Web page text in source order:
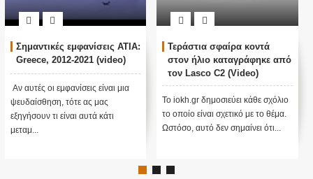
Σημαντικές εμφανίσεις ATIA:
Greece, 2012-2021 (video)
Αν αυτές οι εμφανίσεις είναι μια
ψευδαίσθηση, τότε ας μας
εξηγήσουν τι είναι αυτά κάτι
μεταμ...
Τεράστια σφαίρα κοντά
στον ήλιο καταγράφηκε από
τον Lasco C2 (Video)
Το iokh.gr δημοσιεύει κάθε σχόλιο
το οποίο είναι σχετικό με το θέμα.
Ωστόσο, αυτό δεν σημαίνει ότι...